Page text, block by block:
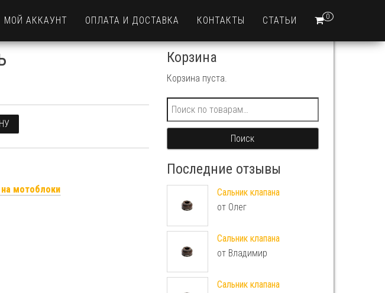
0
МОЙ АККАУНТ ОПЛАТА И ДОСТАВКА КОНТАКТЫ СТАТЬИ
на мотоблоки
Корзина
Корзина пуста.
Искать:
Поиск
Последние отзывы
Сальник клапана
от Олег
Сальник клапана
от Владимир
Сальник клапана